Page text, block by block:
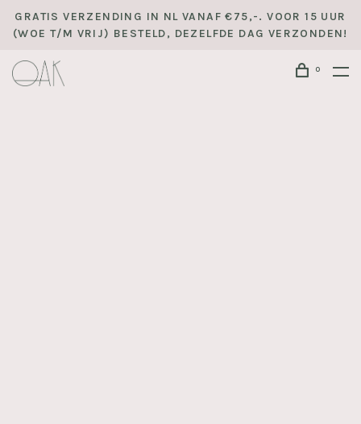
GRATIS VERZENDING IN NL VANAF €75,-. VOOR 15 UUR
(WOE T/M VRIJ) BESTELD, DEZELFDE DAG VERZONDEN!
0